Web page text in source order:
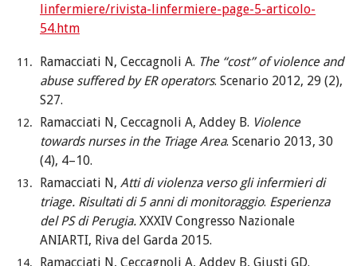
linfermiere/rivista-linfermiere-page-5-articolo-
54.htm
Ramacciati N, Ceccagnoli A. The “cost” of violence and
abuse suffered by ER operators. Scenario 2012, 29 (2),
S27.
Ramacciati N, Ceccagnoli A, Addey B. Violence
towards nurses in the Triage Area. Scenario 2013, 30
(4), 4–10.
Ramacciati N, Atti di violenza verso gli infermieri di
triage. Risultati di 5 anni di monitoraggio. Esperienza
del PS di Perugia. XXXIV Congresso Nazionale
ANIARTI, Riva del Garda 2015.
Ramacciati N, Ceccagnoli A, Addey B, Giusti GD.